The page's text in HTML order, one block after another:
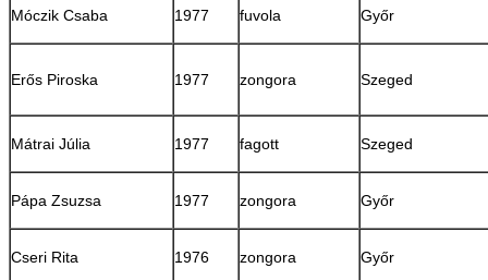
Móczik Csaba 1977 fuvola Győr
Erős Piroska 1977 zongora Szeged
Mátrai Júlia 1977 fagott Szeged
Pápa Zsuzsa 1977 zongora Győr
Cseri Rita 1976 zongora Győr